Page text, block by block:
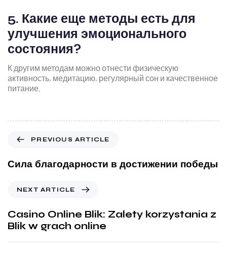
5. Какие еще методы есть для
улучшения эмоционального
состояния?
К другим методам можно отнести физическую
активность, медитацию, регулярный сон и качественное
питание.
PREVIOUS ARTICLE
Сила благодарности в достижении победы
NEXT ARTICLE
Casino Online Blik: Zalety korzystania z
Blik w grach online